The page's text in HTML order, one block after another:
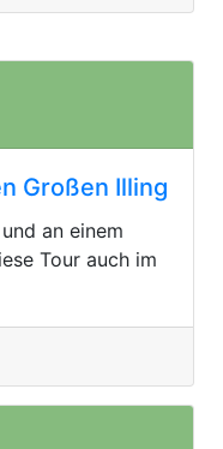
Großen Illing
an einem
Tour auch im